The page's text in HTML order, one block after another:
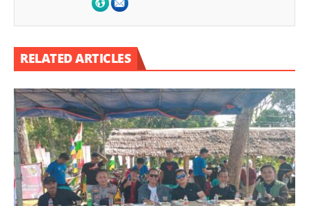
RELATED ARTICLES